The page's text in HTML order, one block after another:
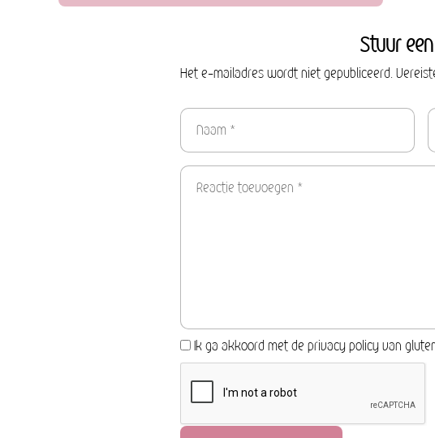
Stuur
Het e-mailadres wordt niet gepubliceerd.
Ik ga akkoord met de privacy policy van